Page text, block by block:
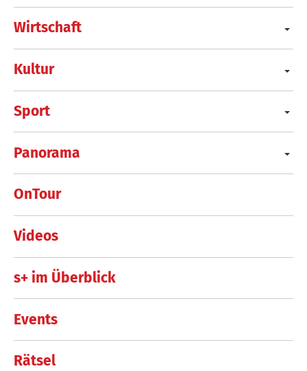
Wirtschaft
Kultur
Sport
Panorama
OnTour
Videos
s+ im Überblick
Events
Rätsel